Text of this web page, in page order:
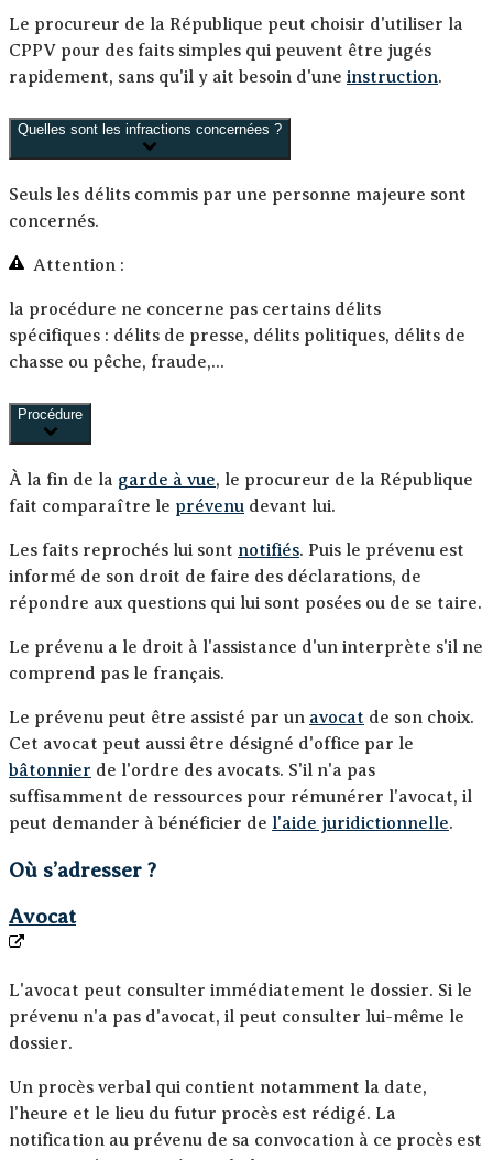
Le procureur de la République peut choisir d'utiliser la
CPPV pour des faits simples qui peuvent être jugés
rapidement, sans qu'il y ait besoin d'une instruction.
Quelles sont les infractions concernées ?
Seuls les délits commis par une personne majeure sont
concernés.
Attention :
la procédure ne concerne pas certains délits
spécifiques : délits de presse, délits politiques, délits de
chasse ou pêche, fraude,...
Procédure
À la fin de la garde à vue, le procureur de la République
fait comparaître le prévenu devant lui.
Les faits reprochés lui sont notifiés. Puis le prévenu est
informé de son droit de faire des déclarations, de
répondre aux questions qui lui sont posées ou de se taire.
Le prévenu a le droit à l'assistance d'un interprète s'il ne
comprend pas le français.
Le prévenu peut être assisté par un avocat de son choix.
Cet avocat peut aussi être désigné d'office par le
bâtonnier de l'ordre des avocats. S'il n'a pas
suffisamment de ressources pour rémunérer l'avocat, il
peut demander à bénéficier de l'aide juridictionnelle.
Où s’adresser ?
Avocat
L'avocat peut consulter immédiatement le dossier. Si le
prévenu n'a pas d'avocat, il peut consulter lui-même le
dossier.
Un procès verbal qui contient notamment la date,
l'heure et le lieu du futur procès est rédigé. La
notification au prévenu de sa convocation à ce procès est